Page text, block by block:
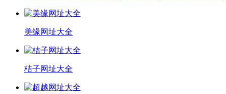
美缘网址大全
桔子网址大全